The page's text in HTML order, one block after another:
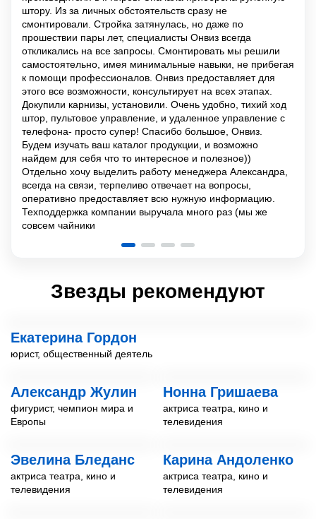
штору. Из за личных обстоятельств сразу не
смонтировали. Стройка затянулась, но даже по
прошествии пары лет, специалисты Онвиз всегда
откликались на все запросы. Смонтировать мы решили
самостоятельно, имея минимальные навыки, не прибегая
к помощи профессионалов. Онвиз предоставляет для
этого все возможности, консультирует на всех этапах.
Докупили карнизы, установили. Очень удобно, тихий ход
штор, пультовое управление, и удаленное управление с
телефона- просто супер! Спасибо большое, Онвиз.
Будем изучать ваш каталог продукции, и возможно
найдем для себя что то интересное и полезное))
Отдельно хочу выделить работу менеджера Александра,
всегда на связи, терпеливо отвечает на вопросы,
оперативно предоставляет всю нужную информацию.
Техподдержка компании выручала много раз (мы же
совсем чайники
Звезды рекомендуют
Екатерина Гордон
юрист, общественный деятель
Александр Жулин
фигурист, чемпион мира и
Европы
Нонна Гришаева
актриса театра, кино и
телевидения
Эвелина Бледанс
актриса театра, кино и
телевидения
Карина Андоленко
актриса театра, кино и
телевидения